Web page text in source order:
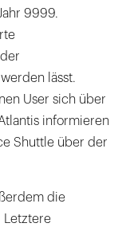
9999.
lässt.
User sich über
informieren
Shuttle über der
die
Letztere